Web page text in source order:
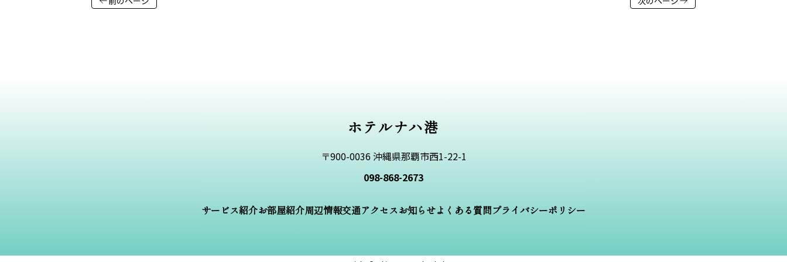
ホテルナハ港
サービス紹介お部屋紹介周辺情報交通アクセスお知らせよくある質問プライバシーポリシー
〒900-0036 沖縄県那覇市西1-22-1
098-868-2673